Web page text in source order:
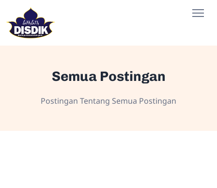
Semua Postingan
Postingan Tentang Semua Postingan